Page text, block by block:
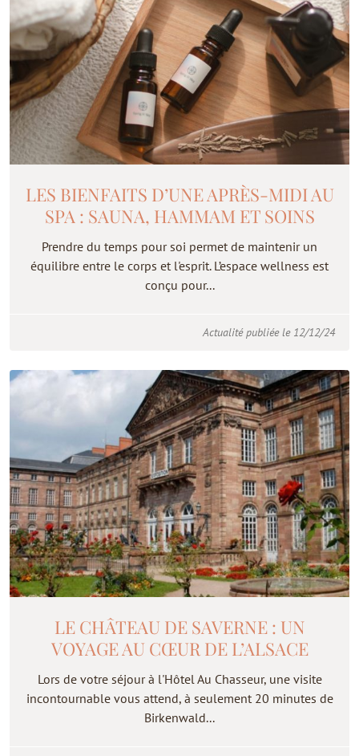
LES BIENFAITS D’UNE APRÈS-MIDI AU
SPA : SAUNA, HAMMAM ET SOINS
Prendre du temps pour soi permet de maintenir un
équilibre entre le corps et l'esprit. L’espace wellness est
conçu pour...
Actualité publiée le 12/12/24
LE CHÂTEAU DE SAVERNE : UN
VOYAGE AU CŒUR DE L’ALSACE
Lors de votre séjour à l'Hôtel Au Chasseur, une visite
incontournable vous attend, à seulement 20 minutes de
Birkenwald...